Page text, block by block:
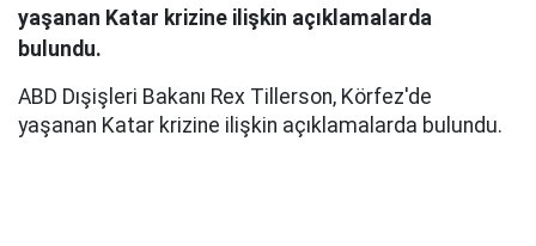
yaşanan Katar krizine ilişkin açıklamalarda
bulundu.
ABD Dışişleri Bakanı Rex Tillerson, Körfez'de
yaşanan Katar krizine ilişkin açıklamalarda bulundu.